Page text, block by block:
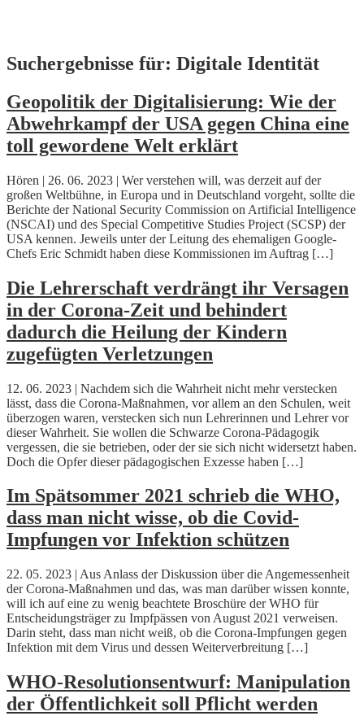
Skip
to
Suchergebnisse für: Digitale Identität
Geopolitik der Digitalisierung: Wie der
Abwehrkampf der USA gegen China eine
toll gewordene Welt erklärt
Hören | 26. 06. 2023 | Wer verstehen will, was derzeit auf der
großen Weltbühne, in Europa und in Deutschland vorgeht, sollte die
Berichte der National Security Commission on Artificial Intelligence
(NSCAI) und des Special Competitive Studies Project (SCSP) der
USA kennen. Jeweils unter der Leitung des ehemaligen Google-
Chefs Eric Schmidt haben diese Kommissionen im Auftrag […]
Die Lehrerschaft verdrängt ihr Versagen
in der Corona-Zeit und behindert
dadurch die Heilung der Kindern
zugefügten Verletzungen
12. 06. 2023 | Nachdem sich die Wahrheit nicht mehr verstecken
lässt, dass die Corona-Maßnahmen, vor allem an den Schulen, weit
überzogen waren, verstecken sich nun Lehrerinnen und Lehrer vor
dieser Wahrheit. Sie wollen die Schwarze Corona-Pädagogik
vergessen, die sie betrieben, oder der sie sich nicht widersetzt haben.
Doch die Opfer dieser pädagogischen Exzesse haben […]
Im Spätsommer 2021 schrieb die WHO,
dass man nicht wisse, ob die Covid-
Impfungen vor Infektion schützen
22. 05. 2023 | Aus Anlass der Diskussion über die Angemessenheit
der Corona-Maßnahmen und das, was man darüber wissen konnte,
will ich auf eine zu wenig beachtete Broschüre der WHO für
Entscheidungsträger zu Impfpässen von August 2021 verweisen.
Darin steht, dass man nicht weiß, ob die Corona-Impfungen gegen
Infektion mit dem Virus und dessen Weiterverbreitung […]
WHO-Resolutionsentwurf: Manipulation
der Öffentlichkeit soll Pflicht werden